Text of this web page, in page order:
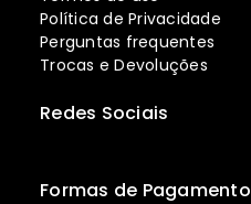
Política de Privacidade
Perguntas frequentes
Trocas e Devoluções
Formas de Pagamento
Redes Sociais